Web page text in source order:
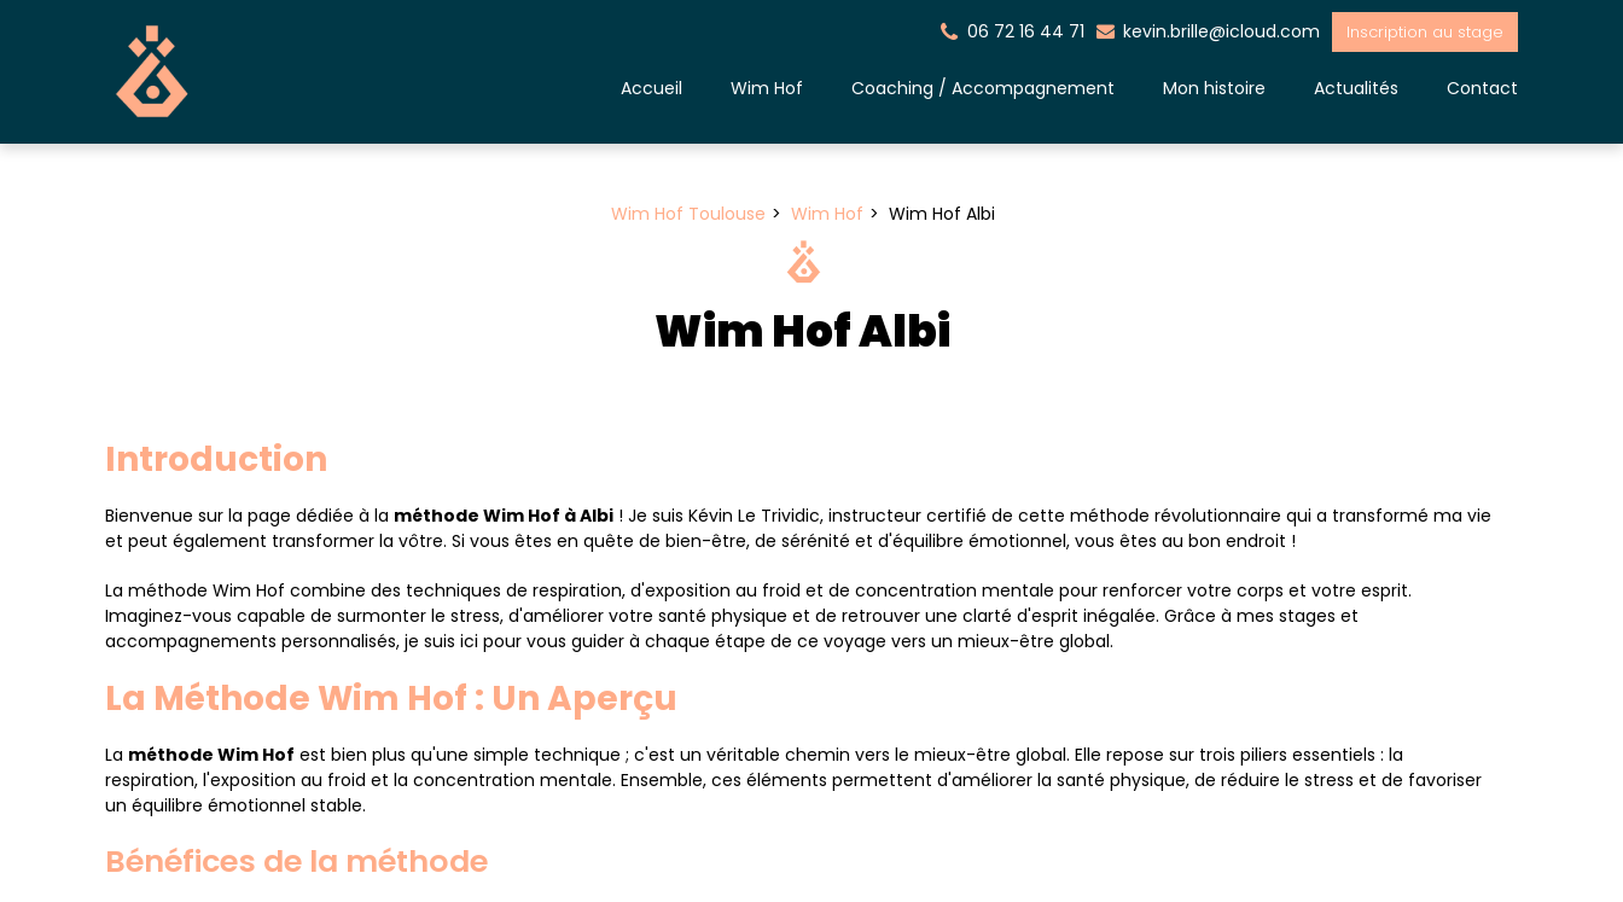
06 72 16 44 71 kevin.brille@icloud.com Inscription au stage
Accueil Wim Hof Coaching / Accompagnement Mon histoire Actualités Contact
Wim Hof Toulouse Wim Hof Wim Hof Albi
Wim Hof Albi
Introduction
Bienvenue sur la page dédiée à la méthode Wim Hof à Albi ! Je suis Kévin Le Trividic, instructeur certifié de cette méthode révolutionnaire qui a transformé ma vie
et peut également transformer la vôtre. Si vous êtes en quête de bien-être, de sérénité et d'équilibre émotionnel, vous êtes au bon endroit !
La méthode Wim Hof combine des techniques de respiration, d'exposition au froid et de concentration mentale pour renforcer votre corps et votre esprit.
Imaginez-vous capable de surmonter le stress, d'améliorer votre santé physique et de retrouver une clarté d'esprit inégalée. Grâce à mes stages et
accompagnements personnalisés, je suis ici pour vous guider à chaque étape de ce voyage vers un mieux-être global.
La Méthode Wim Hof : Un Aperçu
La méthode Wim Hof est bien plus qu'une simple technique ; c'est un véritable chemin vers le mieux-être global. Elle repose sur trois piliers essentiels : la
respiration, l'exposition au froid et la concentration mentale. Ensemble, ces éléments permettent d'améliorer la santé physique, de réduire le stress et de favoriser
un équilibre émotionnel stable.
Bénéfices de la méthode